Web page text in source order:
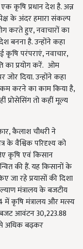
कृषि प्रधान देश है. अन्न
के अंदर हमारा संकल्प
करते हुए, नवाचारों का
बनना है. उन्होंने कहा
कृषि परंपराएं, नवाचार,
का प्रयोग करें. ओम
जोर दिया. उन्होंने कहा
करने का काम किया है,
प्रोसेसिंग तो कहीं मूल्य
कैलाश चौधरी ने
के वैश्विक परिदृश्य को
कृषि एवं किसान
की हैं. यह किसानों के
जा रहे प्रयासों की दिशा
मंत्रालय के बजटीय
में कृषि मंत्रालय और मत्स्य
आवंटन 30,223.88
से अधिक बढ़कर